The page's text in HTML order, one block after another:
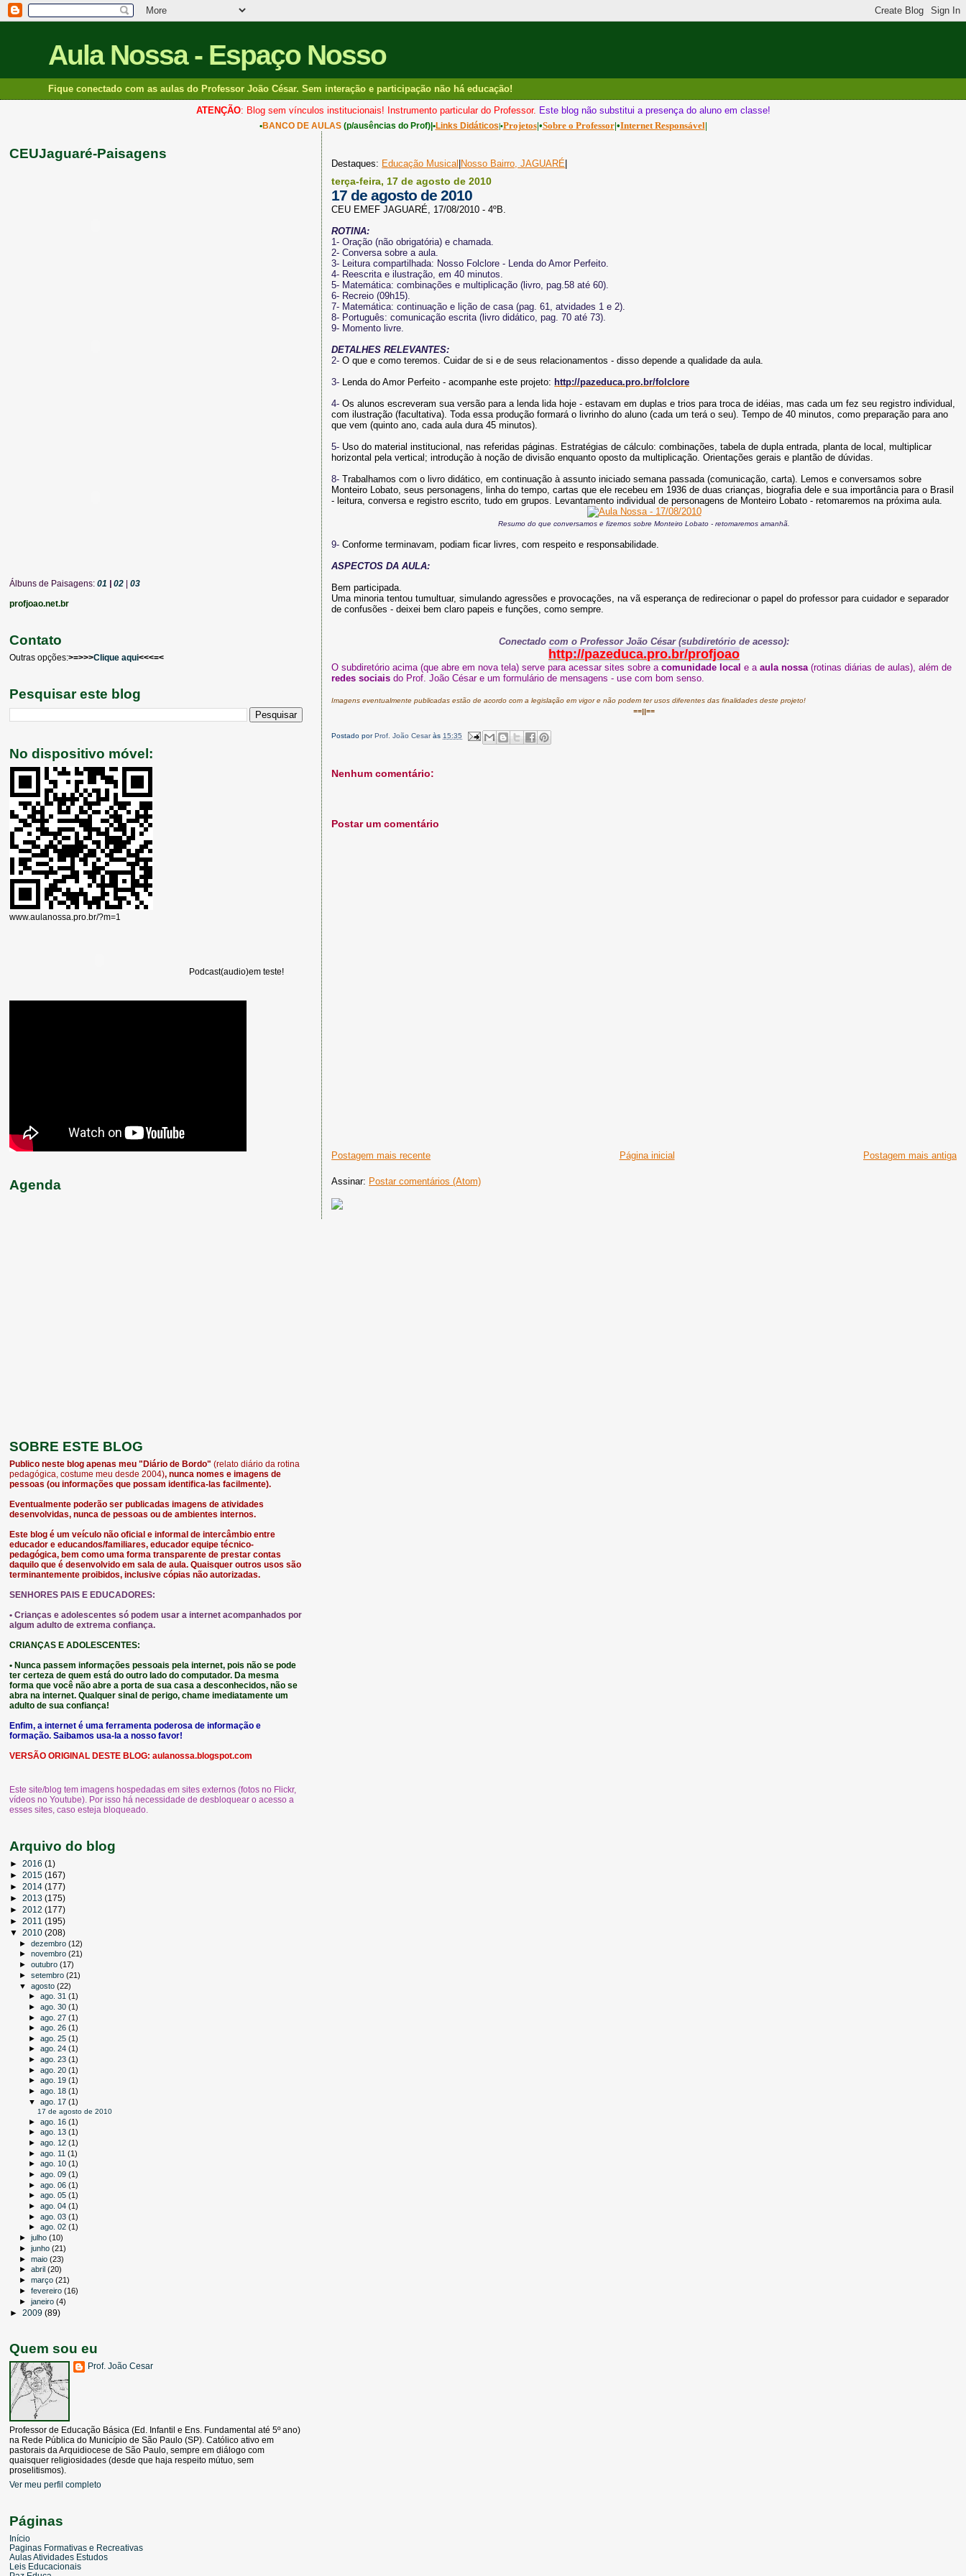
Aula Nossa - Espaço Nosso
Fique conectado com as aulas do Professor João César. Sem interação e participação não há educação!
ATENÇÃO: Blog sem vínculos institucionais! Instrumento particular do Professor. Este blog não substitui a presença do aluno em classe!
•BANCO DE AULAS(p/ausências do Prof)|•Links Didáticos|•Projetos|•Sobre o Professor|•Internet Responsável|
Destaques: Educação Musical|Nosso Bairro, JAGUARÉ|
terça-feira, 17 de agosto de 2010
17 de agosto de 2010
CEU EMEF JAGUARÉ, 17/08/2010 - 4ºB.
ROTINA:
1- Oração (não obrigatória) e chamada.
2- Conversa sobre a aula.
3- Leitura compartilhada: Nosso Folclore - Lenda do Amor Perfeito.
4- Reescrita e ilustração, em 40 minutos.
5- Matemática: combinações e multiplicação (livro, pag.58 até 60).
6- Recreio (09h15).
7- Matemática: continuação e lição de casa (pag. 61, atvidades 1 e 2).
8- Português: comunicação escrita (livro didático, pag. 70 até 73).
9- Momento livre.
DETALHES RELEVANTES:
2- O que e como teremos. Cuidar de si e de seus relacionamentos - disso depende a qualidade da aula.
3- Lenda do Amor Perfeito - acompanhe este projeto: http://pazeduca.pro.br/folclore
4- Os alunos escreveram sua versão para a lenda lida hoje - estavam em duplas e trios para troca de idéias, mas cada um fez seu registro individual,
com ilustração (facultativa). Toda essa produção formará o livrinho do aluno (cada um terá o seu). Tempo de 40 minutos, como preparação para ano
que vem (quinto ano, cada aula dura 45 minutos).
5- Uso do material institucional, nas referidas páginas. Estratégias de cálculo: combinações, tabela de dupla entrada, planta de local, multiplicar
horizontal pela vertical; introdução à noção de divisão enquanto oposto da multiplicação. Orientações gerais e plantão de dúvidas.
8- Trabalhamos com o livro didático, em continuação à assunto iniciado semana passada (comunicação, carta). Lemos e conversamos sobre
Monteiro Lobato, seus personagens, linha do tempo, cartas que ele recebeu em 1936 de duas crianças, biografia dele e sua importância para o Brasil
- leitura, conversa e registro escrito, tudo em grupos. Levantamento individual de personagens de Monteiro Lobato - retomaremos na próxima aula.
Resumo do que conversamos e fizemos sobre Monteiro Lobato - retomaremos amanhã.
9- Conforme terminavam, podiam ficar livres, com respeito e responsabilidade.
ASPECTOS DA AULA:
Bem participada.
Uma minoria tentou tumultuar, simulando agressões e provocações, na vã esperança de redirecionar o papel do professor para cuidador e separador
de confusões - deixei bem claro papeis e funções, como sempre.
Conectado com o Professor João César (subdiretório de acesso):
http://pazeduca.pro.br/profjoao
O subdiretório acima (que abre em nova tela) serve para acessar sites sobre acomunidade local e aaula nossa (rotinas diárias de aulas) , além de
redes sociais do Prof. João César e um formulário de mensagens - use com bom senso.
Imagens eventualmente publicadas estão de acordo com a legislação em vigor e não podem ter usos diferentes das finalidades deste projeto!
==||==
Postado porProf. João Cesar às 15:35
Nenhum comentário:
Postar um comentário
Postagem mais recente Postagem mais antiga
Página inicial
Assinar: Postar comentários (Atom)
CEUJaguaré-Paisagens
Álbuns de Paisagens: 01 02
03
profjoao.net.br
Contato
Outras opções:>=>>>Clique aqui<<<=<
Pesquisar este blog
No dispositivo móvel:
www.aulanossa.pro.br/?m=1
Podcast(audio)em teste!
Agenda
SOBRE ESTE BLOG
Publico neste blog apenas meu "Diário de Bordo" (relato diário da rotina
pedagógica, costume meu desde 2004), nunca nomes e imagens de
pessoas (ou informações que possam identifica-las facilmente).
Eventualmente poderão ser publicadas imagens de atividades
desenvolvidas, nunca de pessoas ou de ambientes internos.
Este blog é um veículo não oficial e informal de intercâmbio entre
educador e educandos/familiares, educador equipe técnico-
pedagógica, bem como uma forma transparente de prestar contas
daquilo que é desenvolvido em sala de aula. Quaisquer outros usos são
terminantemente proibidos, inclusive cópias não autorizadas.
SENHORES PAIS E EDUCADORES:
• Crianças e adolescentes só podem usar a internet acompanhados por
algum adulto de extrema confiança.
CRIANÇAS E ADOLESCENTES:
• Nunca passem informações pessoais pela internet, pois não se pode
ter certeza de quem está do outro lado do computador. Da mesma
forma que você não abre a porta de sua casa a desconhecidos, não se
abra na internet. Qualquer sinal de perigo, chame imediatamente um
adulto de sua confiança!
Enfim, a internet é uma ferramenta poderosa de informação e
formação. Saibamos usa-la a nosso favor!
VERSÃO ORIGINAL DESTE BLOG: aulanossa.blogspot.com
Este site/blog tem imagens hospedadas em sites externos (fotos no Flickr,
vídeos no Youtube). Por isso há necessidade de desbloquear o acesso a
esses sites, caso esteja bloqueado.
Arquivo do blog
► 2016 (1)
► 2015 (167)
► 2014 (177)
► 2013 (175)
► 2012 (177)
► 2011 (195)
▼ 2010 (208)
►dezembro(12)
►novembro(21)
►outubro(17)
►setembro(21)
▼agosto(22)
►ago. 31(1)
►ago. 30(1)
►ago. 27(1)
►ago. 26(1)
►ago. 25(1)
►ago. 24(1)
►ago. 23(1)
►ago. 20(1)
►ago. 19(1)
►ago. 18(1)
▼ago. 17(1)
17 de agosto de 2010
►ago. 16(1)
►ago. 13(1)
►ago. 12(1)
►ago. 11(1)
►ago. 10(1)
►ago. 09(1)
►ago. 06(1)
►ago. 05(1)
►ago. 04(1)
►ago. 03(1)
►ago. 02(1)
►julho(10)
►junho(21)
►maio(23)
►abril(20)
►março(21)
►fevereiro(16)
►janeiro(4)
► 2009 (89)
Quem sou eu
Prof. João Cesar
Professor de Educação Básica (Ed. Infantil e Ens. Fundamental até 5º ano)
na Rede Pública do Município de São Paulo (SP). Católico ativo em
pastorais da Arquidiocese de São Paulo, sempre em diálogo com
quaisquer religiosidades (desde que haja respeito mútuo, sem
proselitismos).
Ver meu perfil completo
Páginas
Início
Paginas Formativas e Recreativas
Aulas Atividades Estudos
Leis Educacionais